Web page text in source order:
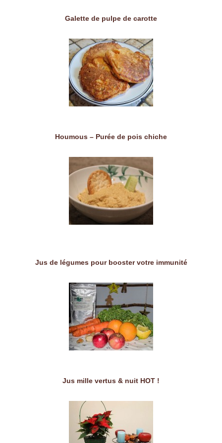
Galette de pulpe de carotte
Houmous – Purée de pois chiche
Jus de légumes pour booster votre immunité
Jus mille vertus & nuit HOT !